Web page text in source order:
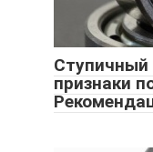
признаки